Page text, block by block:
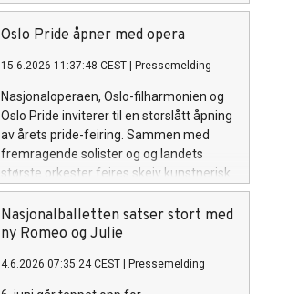
fullt orkester i ledelse av
musikksjef Edward Gardner.
Oslo Pride åpner med opera
15.6.2026 11:37:48 CEST Pressemelding
Nasjonaloperaen, Oslo-filharmonien og
Oslo Pride inviterer til en storslått åpning
av årets pride-feiring. Sammen med
fremragende solister og og landets
største orkester feires skeiv kunstnerisk
arv på Hovedscenen, onsdag 17. juni.
Nasjonalballetten satser stort med
ny Romeo og Julie
4.6.2026 07:35:24 CEST Pressemelding